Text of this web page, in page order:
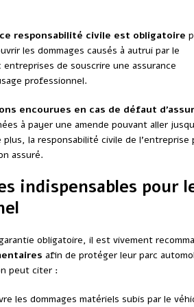
responsabilité civile est obligatoire
les dommages causés à autrui par le
de souscrire une assurance
professionnel.
encourues en cas de défaut
à payer une amende pouvant aller
la responsabilité civile de l’entreprise
assuré.
indispensables pour
obligatoire, il est vivement
afin de protéger leur parc
peut citer :
les dommages matériels subis par le